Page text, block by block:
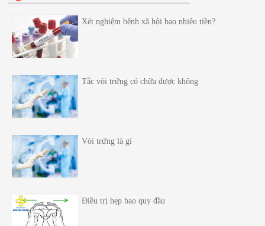
Hội thảo chương trình SKSS ở vị thành niên
Xét nghiệm bệnh xã hội bao nhiêu tiền?
Tắc vòi trứng có chữa được không
Vòi trứng là gì
Điều trị hẹp bao quy đầu